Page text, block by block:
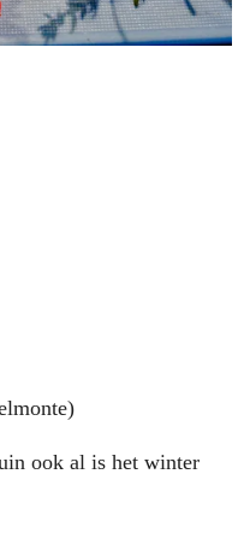
ook al is het winter